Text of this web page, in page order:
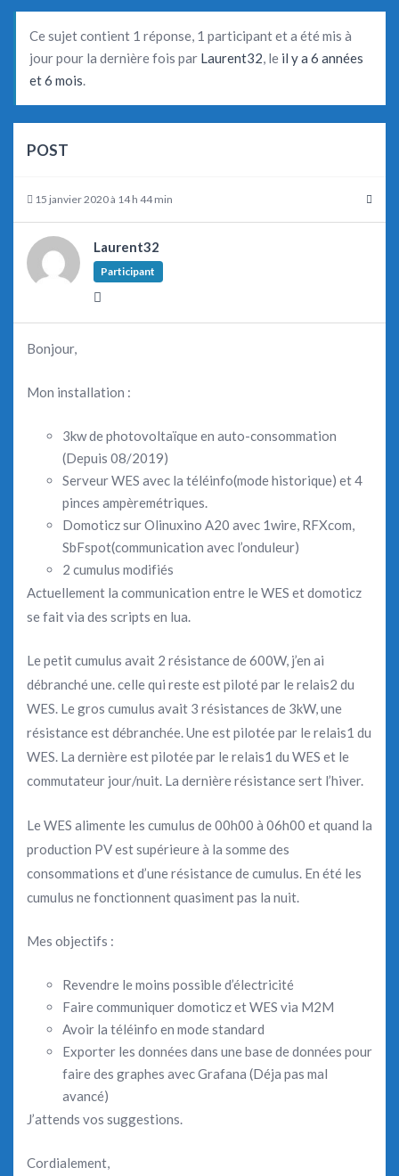
Ce sujet contient 1 réponse, 1 participant et a été mis à
jour pour la dernière fois par Laurent32 , le il y a 6 années
et 6 mois
POST
15 janvier 2020 à 14 h 44 min
Laurent32
Participant
Bonjour,
Mon installation :
3kw de photovoltaïque en auto-consommation
(Depuis 08/2019)
Serveur WES avec la téléinfo(mode historique) et 4
pinces ampèremétriques.
Domoticz sur Olinuxino A20 avec 1wire, RFXcom,
SbFspot(communication avec l’onduleur)
2 cumulus modifiés
Actuellement la communication entre le WES et domoticz
se fait via des scripts en lua.
Le petit cumulus avait 2 résistance de 600W, j’en ai
débranché une. celle qui reste est piloté par le relais2 du
WES. Le gros cumulus avait 3 résistances de 3kW, une
résistance est débranchée. Une est pilotée par le relais1 du
WES. La dernière est pilotée par le relais1 du WES et le
commutateur jour/nuit. La dernière résistance sert l’hiver.
Le WES alimente les cumulus de 00h00 à 06h00 et quand la
production PV est supérieure à la somme des
consommations et d’une résistance de cumulus. En été les
cumulus ne fonctionnent quasiment pas la nuit.
Mes objectifs :
Revendre le moins possible d’électricité
Faire communiquer domoticz et WES via M2M
Avoir la téléinfo en mode standard
Exporter les données dans une base de données pour
faire des graphes avec Grafana (Déja pas mal
avancé)
J’attends vos suggestions.
Cordialement,